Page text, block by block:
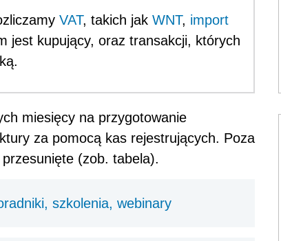
VAT, takich jak WNT, import
jest kupujący, oraz transakcji, których
miesięcy na przygotowanie
za pomocą kas rejestrujących. Poza
(zob. tabela).
szkolenia, webinary